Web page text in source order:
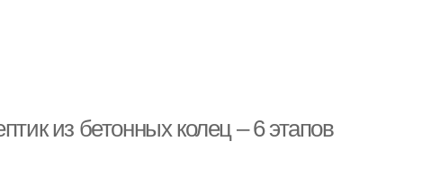
из бетонных колец – 6 этапов